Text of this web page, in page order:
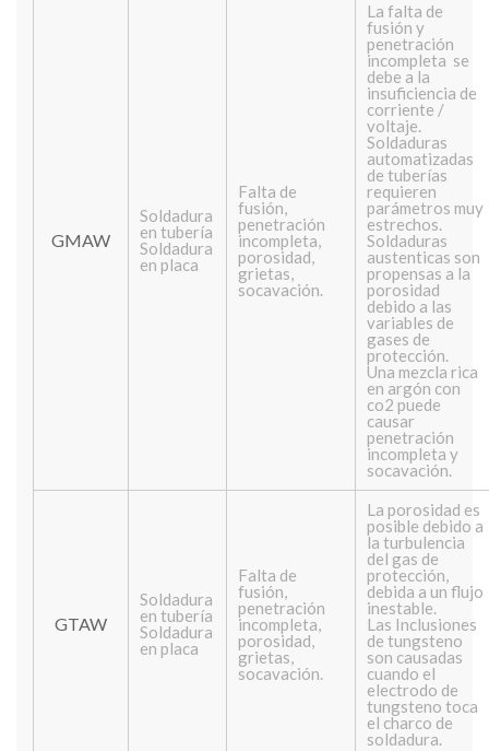
GMAW
Soldadura
en tubería
Soldadura
en placa
Falta de
fusión,
penetración
incompleta,
porosidad,
grietas,
socavación.
La falta de
fusión y
penetración
incompleta se
debe a la
insuficiencia de
corriente /
voltaje.
Soldaduras
automatizadas
de tuberías
requieren
parámetros muy
estrechos.
Soldaduras
austenticas son
propensas a la
porosidad
debido a las
variables de
gases de
protección.
Una mezcla rica
en argón con
co2 puede
causar
penetración
incompleta y
socavación.
GTAW
Soldadura
en tubería
Soldadura
en placa
Falta de
fusión,
penetración
incompleta,
porosidad,
grietas,
socavación.
La porosidad es
posible debido a
la turbulencia
del gas de
protección,
debida a un flujo
inestable.
Las Inclusiones
de tungsteno
son causadas ​​
cuando el
electrodo de
tungsteno toca
el charco de
soldadura.